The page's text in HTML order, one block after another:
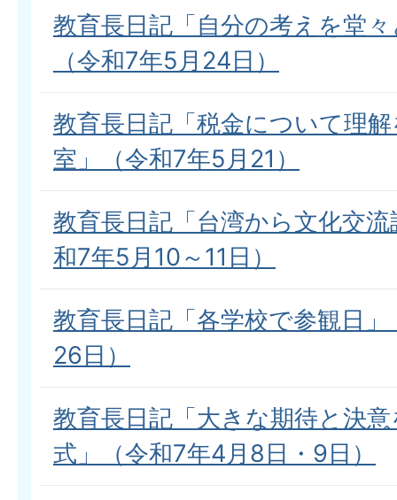
教育長日記「自分の考えを堂
（令和7年5月24日）
教育長日記「税金について理
室」（令和7年5月21）
教育長日記「台湾から文化交
和7年5月10～11日）
教育長日記「各学校で参観日
26日）
教育長日記「大きな期待と決
式」（令和7年4月8日・9日）